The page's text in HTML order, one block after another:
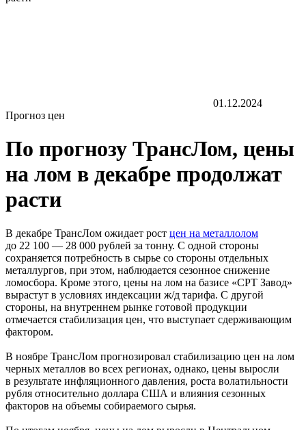
01.12.2024
Прогноз цен
По прогнозу ТрансЛом, цены
на лом в декабре продолжат
расти
В декабре ТрансЛом ожидает рост цен на металлолом
до 22 100 — 28 000 рублей за тонну. С одной стороны
сохраняется потребность в сырье со стороны отдельных
металлургов, при этом, наблюдается сезонное снижение
ломосбора. Кроме этого, цены на лом на базисе «CPT Завод»
вырастут в условиях индексации ж/д тарифа. С другой
стороны, на внутреннем рынке готовой продукции
отмечается стабилизация цен, что выступает сдерживающим
фактором.
В ноябре ТрансЛом прогнозировал стабилизацию цен на лом
черных металлов во всех регионах, однако, цены выросли
в результате инфляционного давления, роста волатильности
рубля относительно доллара США и влияния сезонных
факторов на объемы собираемого сырья.